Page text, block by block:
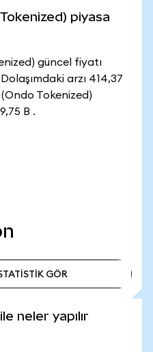
piyasa
güncel fiyatı
arzı 414,37
Tokenized)
B .
GÖR
neler yapılır